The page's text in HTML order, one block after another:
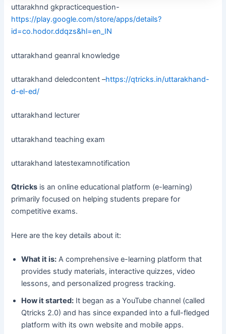
uttarakhnd gkpracticequestion-
https://play.google.com/store/apps/details?
id=co.hodor.ddqzs&hl=en_IN
uttarakhand geanral knowledge
uttarakhand deledcontent –https://qtricks.in/uttarakhand-
d-el-ed/
uttarakhand lecturer
uttarakhand teaching exam
uttarakhand latestexamnotification
Qtricks is an online educational platform (e-learning)
primarily focused on helping students prepare for
competitive exams.
Here are the key details about it:
What it is: A comprehensive e-learning platform that
provides study materials, interactive quizzes, video
lessons, and personalized progress tracking.
How it started: It began as a YouTube channel (called
Qtricks 2.0) and has since expanded into a full-fledged
platform with its own website and mobile apps.